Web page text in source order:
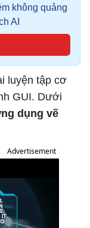
không quảng
AI
luyện tập cơ
GUI. Dưới
dụng vẽ
Advertisement